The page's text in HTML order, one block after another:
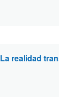
La realidad